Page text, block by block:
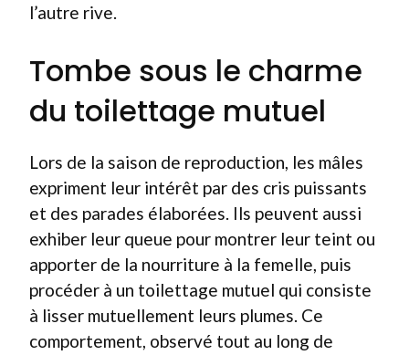
l’autre rive.
Tombe sous le charme
du toilettage mutuel
Lors de la saison de reproduction, les mâles
expriment leur intérêt par des cris puissants
et des parades élaborées. Ils peuvent aussi
exhiber leur queue pour montrer leur teint ou
apporter de la nourriture à la femelle, puis
procéder à un toilettage mutuel qui consiste
à lisser mutuellement leurs plumes. Ce
comportement, observé tout au long de